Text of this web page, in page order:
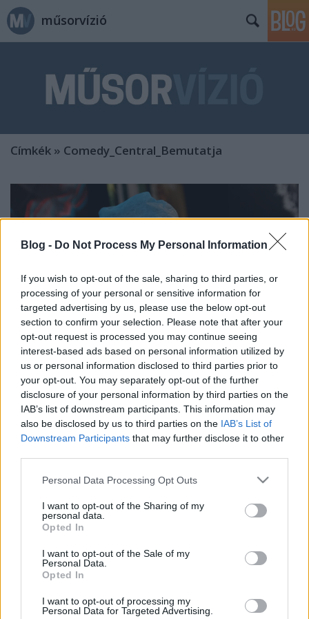
Blog - Do Not Process My Personal Information
If you wish to opt-out of the sale, sharing to third parties, or
processing of your personal or sensitive information for
targeted advertising by us, please use the below opt-out
section to confirm your selection. Please note that after your
opt-out request is processed you may continue seeing
interest-based ads based on personal information utilized by
us or personal information disclosed to third parties prior to
your opt-out. You may separately opt-out of the further
disclosure of your personal information by third parties on the
IAB’s list of downstream participants. This information may
also be disclosed by us to third parties on the IAB’s List of
Downstream Participants that may further disclose it to other
Please note that this website/app uses one or more Google
not limited to your visit or usage behaviour. You may click to
grant or deny consent to Google and its third-party tags to
use your data for below specified purposes in below Google
consent section.
Personal Data Processing Opt Outs
I want to opt-out of the Sharing of my
personal data.
Opted In
I want to opt-out of the Sale of my
Personal Data.
Opted In
I want to opt-out of processing my
Personal Data for Targeted Advertising.
műsorvízió
Címkék » Comedy_Central_Bemutatja
Új részekkel folytatódik a hazai
Comedy Central saját gyártása
Jasinka Ádám•2018. április 04.
A múlt héten derült ki, hogy április elején indul az
többek között Kormos Anett, Szupkay Viktor és Fábry
Sándor is visszatér. A hazai stand-up-comedy
kedvelői számára pedig érkezett egy újabb jó hír, a
legnézettebb hazai humorcsatorna, a Comedy…
Badár Sándor